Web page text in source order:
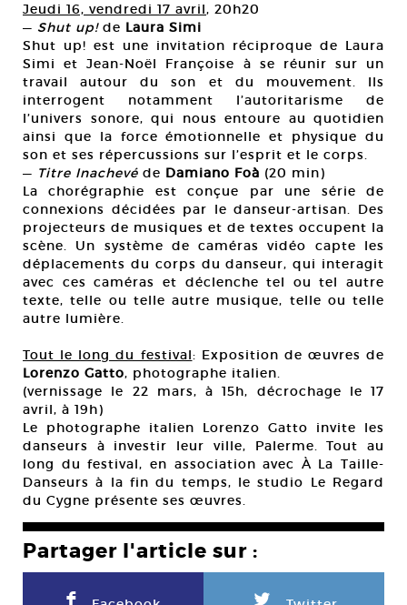
Jeudi 16, vendredi 17 avril, 20h20
— Shut up! de Laura Simi
Shut up! est une invitation réciproque de Laura
Simi et Jean-Noël Françoise à se réunir sur un
travail autour du son et du mouvement. Ils
interrogent notamment l’autoritarisme de
l’univers sonore, qui nous entoure au quotidien
ainsi que la force émotionnelle et physique du
son et ses répercussions sur l’esprit et le corps.
— Titre Inachevé de Damiano Foà (20 min)
La chorégraphie est conçue par une série de
connexions décidées par le danseur-artisan. Des
projecteurs de musiques et de textes occupent la
scène. Un système de caméras vidéo capte les
déplacements du corps du danseur, qui interagit
avec ces caméras et déclenche tel ou tel autre
texte, telle ou telle autre musique, telle ou telle
autre lumière.
Tout le long du festival: Exposition de œuvres de
Lorenzo Gatto, photographe italien.
(vernissage le 22 mars, à 15h, décrochage le 17
avril, à 19h)
Le photographe italien Lorenzo Gatto invite les
danseurs à investir leur ville, Palerme. Tout au
long du festival, en association avec À La Taille-
Danseurs à la fin du temps, le studio Le Regard
du Cygne présente ses œuvres.
Partager l'article sur :